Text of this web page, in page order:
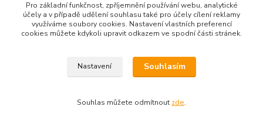
Profi lepidlo na boty a kůži
Moto káva, nejlepší palivo pro motorkáře
Pro základní funkčnost, zpříjemnění používání webu, analytické
účely a v případě udělení souhlasu také pro účely cílení reklamy
využíváme soubory cookies. Nastavení vlastních preferencí
cookies můžete kdykoli upravit odkazem ve spodní části stránek.
Nastavení Souhlasím
Souhlas můžete odmítnout zde.